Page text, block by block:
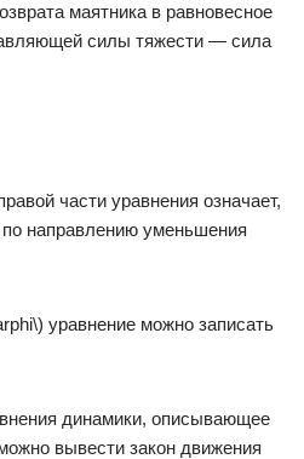
маятника в равновесное
силы тяжести — сила
части уравнения означает,
направлению уменьшения
уравнение можно записать
динамики, описывающее
вывести закон движения